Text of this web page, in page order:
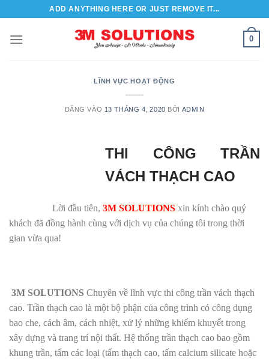
nội
ADD ANYTHING HERE OR JUST REMOVE IT...
0
LĨNH VỰC HOẠT ĐỘNG
ĐĂNG VÀO 13 THÁNG 4, 2020 BỞI ADMIN
THI CÔNG TRẦN
VÁCH THẠCH CAO
Lời đầu tiên, 3M SOLUTIONS xin kính chào quý
khách đã đồng hành cùng với dịch vụ của chúng tôi trong thời
gian vừa qua!
3M SOLUTIONS Chuyên về lĩnh vực thi công trần vách thạch
cao. Trần thạch cao là một bộ phận của công trình có công dụng
bao che, cách âm, cách nhiệt, xử lý những khiếm khuyết trong
xây dựng và trang trí nội thất. Hệ thống trần thạch cao bao gồm
khung trần, tấm các loại (tấm thạch cao, tấm calcium silicate hoặc